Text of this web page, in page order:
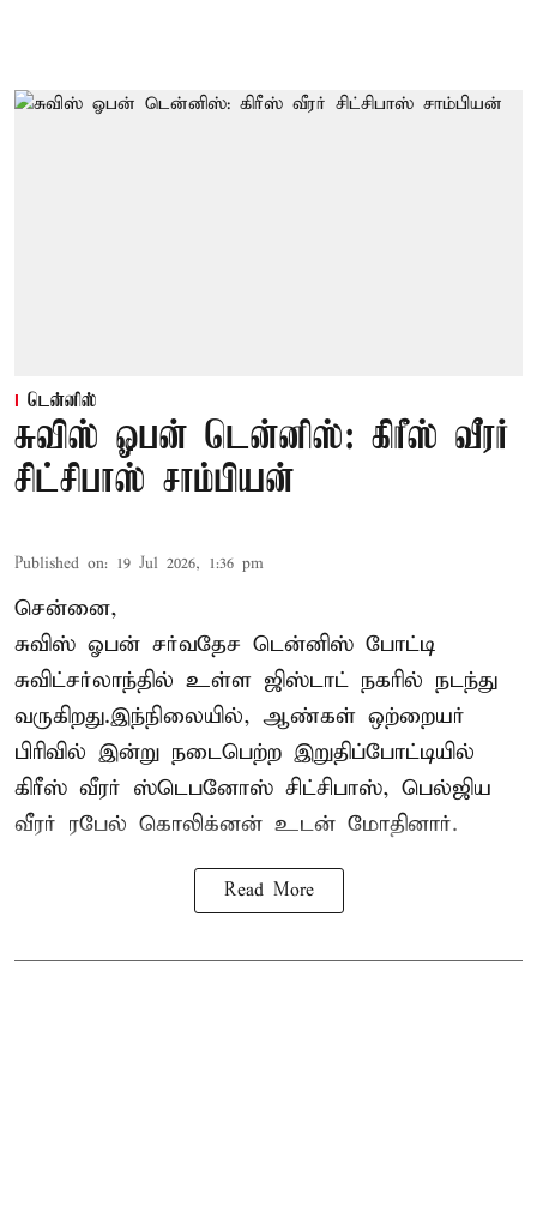
டென்னிஸ்
சுவிஸ் ஓபன் டென்னிஸ்: கிரீஸ் வீரர்
சிட்சிபாஸ் சாம்பியன்
Published on: 19 Jul 2026, 1:36 pm
சென்னை,
சுவிஸ் ஓபன் சர்வதேச டென்னிஸ் போட்டி
சுவிட்சர்லாந்தில் உள்ள ஜிஸ்டாட் நகரில் நடந்து
வருகிறது.இந்நிலையில், ஆண்கள் ஒற்றையர்
பிரிவில் இன்று நடைபெற்ற இறுதிப்போட்டியில்
கிரீஸ் வீரர் ஸ்டெபனோஸ் சிட்சிபாஸ், பெல்ஜிய
வீரர் ரபேல் கொலிக்னன் உடன் மோதினார்.
Read More